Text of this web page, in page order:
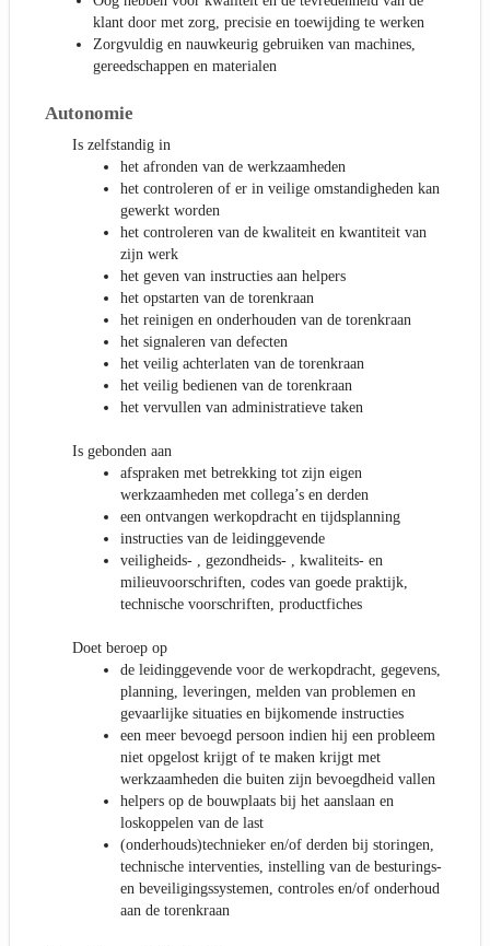
klant door met zorg, precisie en toewijding te werken
Zorgvuldig en nauwkeurig gebruiken van machines,
gereedschappen en materialen
Autonomie
Is zelfstandig in
het afronden van de werkzaamheden
het controleren of er in veilige omstandigheden kan
gewerkt worden
het controleren van de kwaliteit en kwantiteit van
zijn werk
het geven van instructies aan helpers
het opstarten van de torenkraan
het reinigen en onderhouden van de torenkraan
het signaleren van defecten
het veilig achterlaten van de torenkraan
het veilig bedienen van de torenkraan
het vervullen van administratieve taken
Is gebonden aan
afspraken met betrekking tot zijn eigen
werkzaamheden met collega’s en derden
een ontvangen werkopdracht en tijdsplanning
instructies van de leidinggevende
veiligheids- , gezondheids- , kwaliteits- en
milieuvoorschriften, codes van goede praktijk,
technische voorschriften, productfiches
Doet beroep op
de leidinggevende voor de werkopdracht, gegevens,
planning, leveringen, melden van problemen en
gevaarlijke situaties en bijkomende instructies
een meer bevoegd persoon indien hij een probleem
niet opgelost krijgt of te maken krijgt met
werkzaamheden die buiten zijn bevoegdheid vallen
helpers op de bouwplaats bij het aanslaan en
loskoppelen van de last
(onderhouds)technieker en/of derden bij storingen,
technische interventies, instelling van de besturings-
en beveiligingssystemen, controles en/of onderhoud
aan de torenkraan